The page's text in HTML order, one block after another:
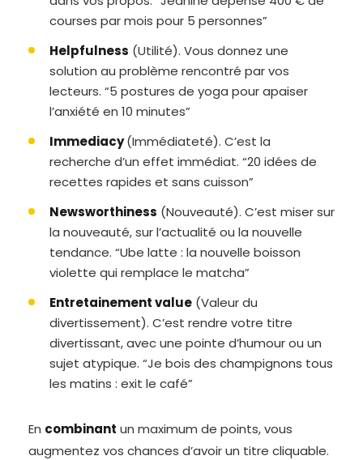
courses par mois pour 5 personnes”
Helpfulness (Utilité). Vous donnez une
solution au problème rencontré par vos
lecteurs. “5 postures de yoga pour apaiser
l’anxiété en 10 minutes”
Immediacy(Immédiateté). C’est la
recherche d’un effet immédiat. “20 idées de
recettes rapides et sans cuisson”
Newsworthiness (Nouveauté). C’est miser sur
la nouveauté, sur l’actualité ou la nouvelle
tendance. “Ube latte : la nouvelle boisson
violette qui remplace le matcha”
Entretainement value (Valeur du
divertissement). C’est rendre votre titre
divertissant, avec une pointe d’humour ou un
sujet atypique. “Je bois des champignons tous
les matins : exit le café”
En combinant un maximum de points, vous
augmentez vos chances d’avoir un titre cliquable.